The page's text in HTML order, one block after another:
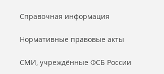
Справочная информация
Нормативные правовые акты
СМИ, учреждённые ФСБ России